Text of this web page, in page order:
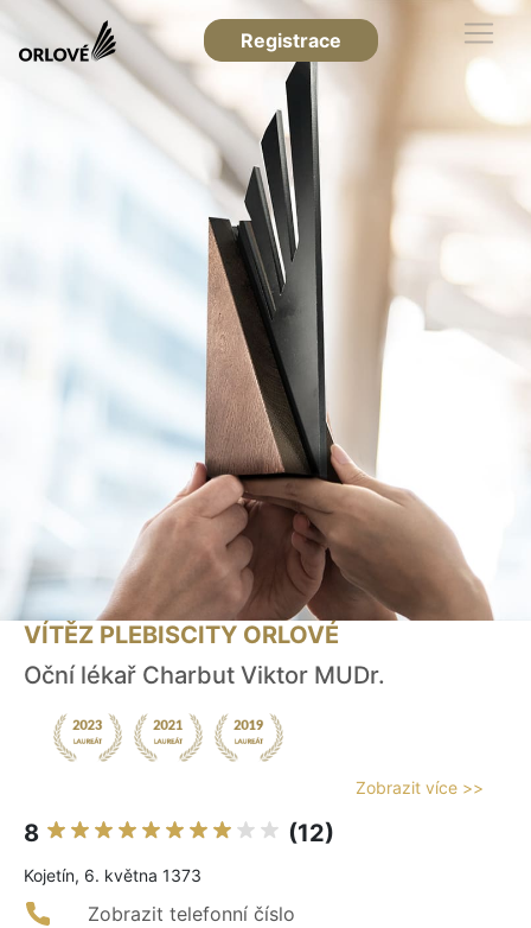
Registrace
VÍTĚZ PLEBISCITY ORLOVÉ
Oční lékař Charbut Viktor MUDr.
Zobrazit více >>
8 (12)
Kojetín, 6. května 1373
Zobrazit telefonní číslo